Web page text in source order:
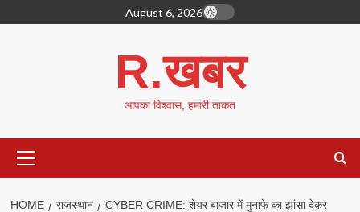
to
August 6, 2026
R.खबर
आपका विश्वास, हमारी ताकत
Menu
HOME राजस्थान
CYBER CRIME: शेयर बाजार में मुनाफे का झांसा देकर